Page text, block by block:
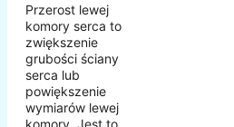
Przerost lewej
komory serca to
zwiększenie
grubości ściany
serca lub
powiększenie
wymiarów lewej